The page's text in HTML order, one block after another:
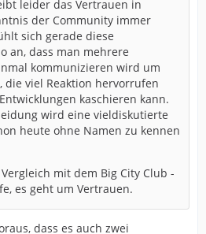
leider das Vertrauen in
der Community immer
sich gerade diese
an, dass man mehrere
kommunizieren wird um
die viel Reaktion hervorrufen
kaschieren kann.
wird eine vieldiskutierte
heute ohne Namen zu kennen
mit dem Big City Club -
es geht um Vertrauen.
dass es auch zwei